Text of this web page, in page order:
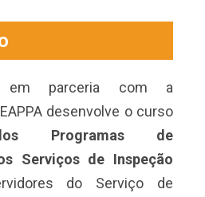
em parceria com a
desenvolve o curso
Programas de
Serviços de Inspeção
do Serviço de